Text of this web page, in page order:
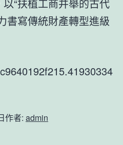
“扶植工商并舉的古代
書寫傳統財產轉型進級
作者: admin